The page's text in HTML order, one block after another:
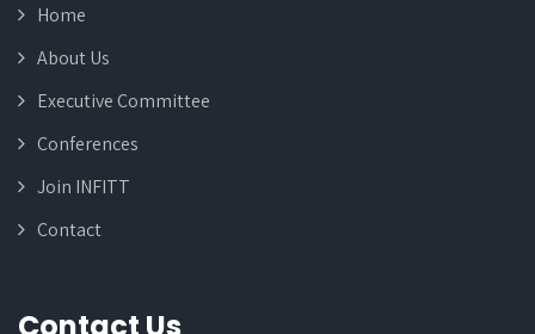
Home
About Us
Executive Committee
Conferences
Join INFITT
Contact